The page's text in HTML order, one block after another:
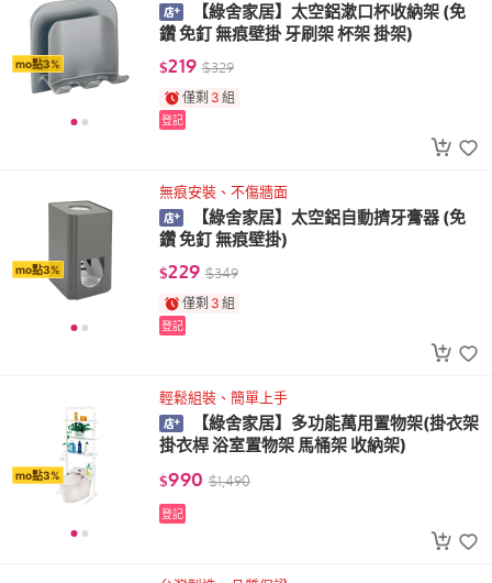
mo點3%
【綠舍家居】太空鋁漱口杯收納架 (免
鑽 免釘 無痕壁掛 牙刷架 杯架 掛架)
$219 $329
僅剩 3 組
登記
mo點3%
無痕安裝、不傷牆面
【綠舍家居】太空鋁自動擠牙膏器 (免
鑽 免釘 無痕壁掛)
$229 $349
僅剩 3 組
登記
mo點3%
輕鬆組裝、簡單上手
【綠舍家居】多功能萬用置物架(掛衣架
掛衣桿 浴室置物架 馬桶架 收納架)
$990 $1,490
登記